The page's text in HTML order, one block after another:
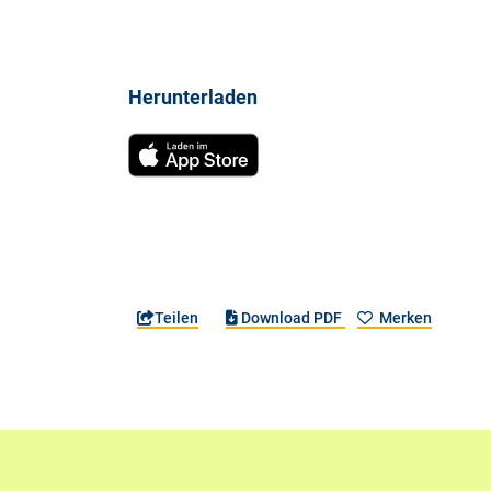
Herunterladen
Teilen Download PDF Merken